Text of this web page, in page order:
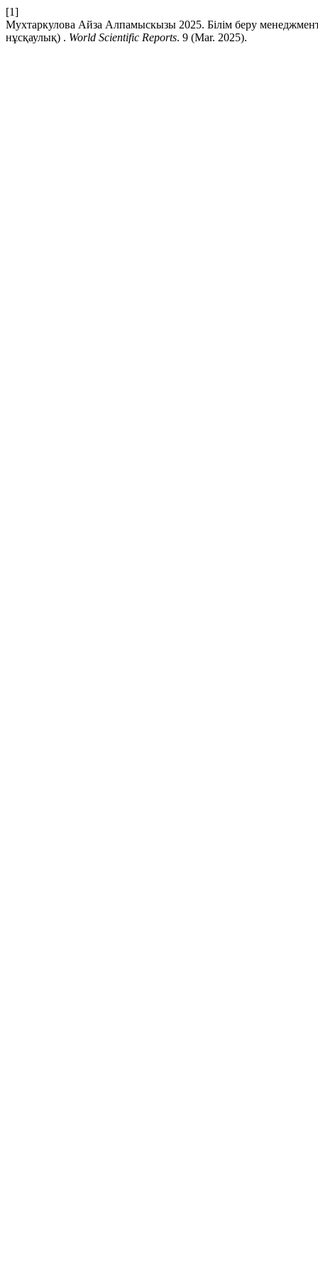
[1]
Мухтаркулова Айза Алпамыскызы 2025. Білім беру
нұсқаулық) . World Scientific Reports. 9 (Mar. 2025).